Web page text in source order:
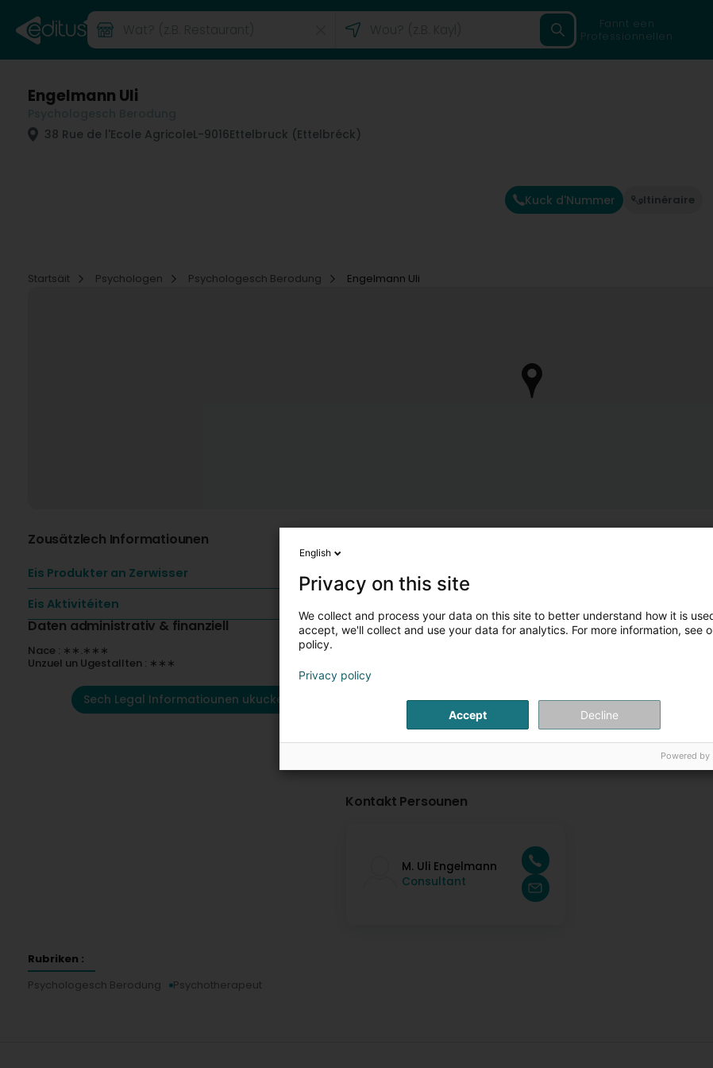
Fannt een
Professionnellen
Engelmann Uli
38 Rue de l'Ecole AgricoleL-9016Ettelbruck (Ettelbréck)
Kuck d'Nummer Itinéraire
Startsäit
Psychologen Psychologesch Berodung Engelmann Uli
Zousätzlech Informatiounen
Eis Produkter an Zerwisser
Eis Aktivitéiten
Daten administrativ & finanziell
Nace : ∗∗.∗∗∗
Unzuel un Ugestallten : ∗∗∗
Sech Legal Informatiounen ukucken
Kontakt Persounen
M. Uli Engelmann
Consultant
Rubriken :
Psychologesch Berodung
Psychotherapeut
English
Privacy on this site
We collect and process your data on this site to better understand how it is
accept, we'll collect and use your data for analytics. For more information, see
policy.
Privacy policy
Accept Decline
Powered by